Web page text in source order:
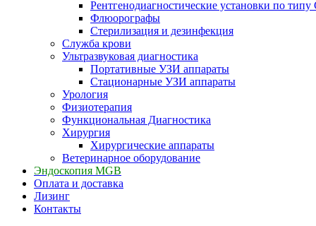
Рентгенодиагностические установки по типу
Флюорографы
Стерилизация и дезинфекция
Служба крови
Ультразвуковая диагностика
Портативные УЗИ аппараты
Стационарные УЗИ аппараты
Урология
Физиотерапия
Функциональная Диагностика
Хирургия
Хирургические аппараты
Ветеринарное оборудование
Эндоскопия MGB
Оплата и доставка
Лизинг
Контакты